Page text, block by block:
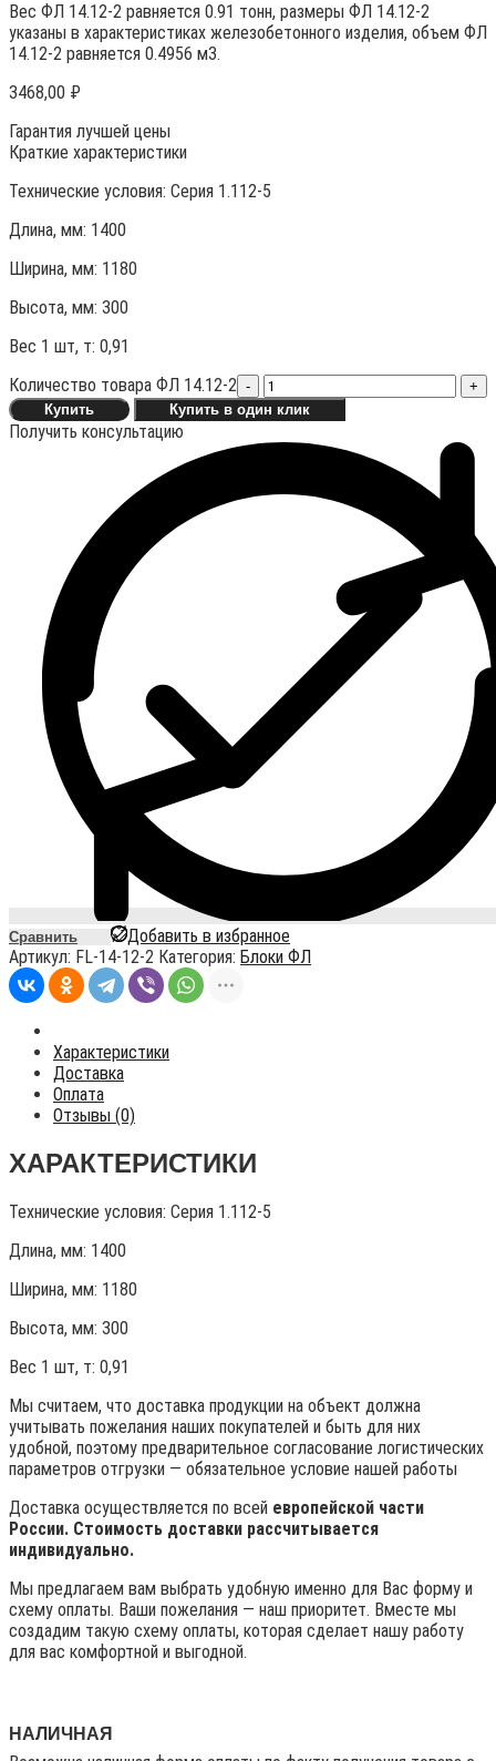
Вес ФЛ 14.12-2 равняется 0.91 тонн, размеры ФЛ 14.12-2
указаны в характеристиках железобетонного изделия, объем ФЛ
14.12-2 равняется 0.4956 м3.
3468,00 ₽
Гарантия лучшей цены
Краткие характеристики
Технические условия: Серия 1.112-5
Длина, мм: 1400
Ширина, мм: 1180
Высота, мм: 300
Вес 1 шт, т: 0,91
Количество товара ФЛ 14.12-2 -
+
Купить
Купить в один клик
Получить консультацию
Сравнить
Добавить в избранное
Артикул: FL-14-12-2 Категория: Блоки ФЛ
Характеристики
Доставка
Оплата
Отзывы (0)
ХАРАКТЕРИСТИКИ
Технические условия: Серия 1.112-5
Длина, мм: 1400
Ширина, мм: 1180
Высота, мм: 300
Вес 1 шт, т: 0,91
Мы считаем, что доставка продукции на объект должна
учитывать пожелания наших покупателей и быть для них
удобной, поэтому предварительное согласование логистических
параметров отгрузки — обязательное условие нашей работы
Доставка осуществляется по всей европейской части
России. Стоимость доставки рассчитывается
индивидуально.
Мы предлагаем вам выбрать удобную именно для Вас форму и
схему оплаты. Ваши пожелания — наш приоритет. Вместе мы
создадим такую схему оплаты, которая сделает нашу работу
для вас комфортной и выгодной.
НАЛИЧНАЯ